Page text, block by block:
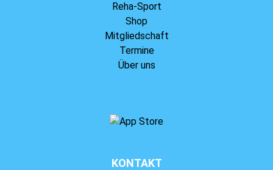
Reha-Sport
Shop
Mitgliedschaft
Termine
Über uns
KONTAKT